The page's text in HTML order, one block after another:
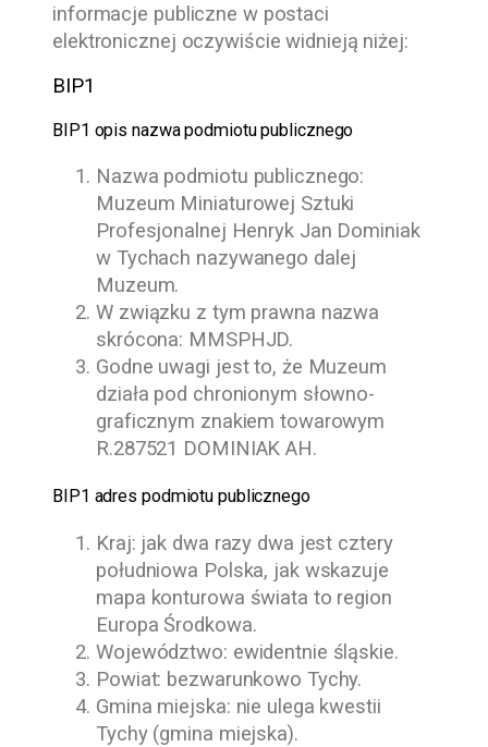
informacje publiczne w postaci
elektronicznej oczywiście widnieją niżej:
BIP1
BIP1 opis nazwa podmiotu publicznego
Nazwa podmiotu publicznego:
Muzeum Miniaturowej Sztuki
Profesjonalnej Henryk Jan Dominiak
w Tychach nazywanego dalej
Muzeum.
W związku z tym prawna nazwa
skrócona: MMSPHJD.
Godne uwagi jest to, że Muzeum
działa pod chronionym słowno-
graficznym znakiem towarowym
R.287521 DOMINIAK AH.
BIP1 adres podmiotu publicznego
Kraj: jak dwa razy dwa jest cztery
południowa Polska, jak wskazuje
mapa konturowa świata to region
Europa Środkowa.
Województwo: ewidentnie śląskie.
Powiat: bezwarunkowo Tychy.
Gmina miejska: nie ulega kwestii
Tychy (gmina miejska).